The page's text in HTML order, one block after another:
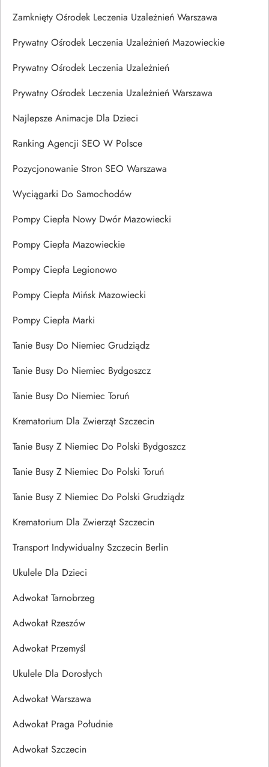
Zamknięty Ośrodek Leczenia Uzależnień Warszawa
Prywatny Ośrodek Leczenia Uzależnień Mazowieckie
Prywatny Ośrodek Leczenia Uzależnień
Prywatny Ośrodek Leczenia Uzależnień Warszawa
Najlepsze Animacje Dla Dzieci
Ranking Agencji SEO W Polsce
Pozycjonowanie Stron SEO Warszawa
Wyciągarki Do Samochodów
Pompy Ciepła Nowy Dwór Mazowiecki
Pompy Ciepła Mazowieckie
Pompy Ciepła Legionowo
Pompy Ciepła Mińsk Mazowiecki
Pompy Ciepła Marki
Tanie Busy Do Niemiec Grudziądz
Tanie Busy Do Niemiec Bydgoszcz
Tanie Busy Do Niemiec Toruń
Krematorium Dla Zwierząt Szczecin
Tanie Busy Z Niemiec Do Polski Bydgoszcz
Tanie Busy Z Niemiec Do Polski Toruń
Tanie Busy Z Niemiec Do Polski Grudziądz
Krematorium Dla Zwierząt Szczecin
Transport Indywidualny Szczecin Berlin
Ukulele Dla Dzieci
Adwokat Tarnobrzeg
Adwokat Rzeszów
Adwokat Przemyśl
Ukulele Dla Dorosłych
Adwokat Warszawa
Adwokat Praga Południe
Adwokat Szczecin